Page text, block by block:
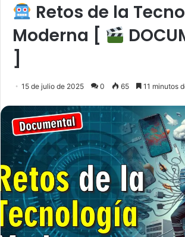
Retos de la
Moderna [
]
15 de julio de 2025 0 65 11 minutos